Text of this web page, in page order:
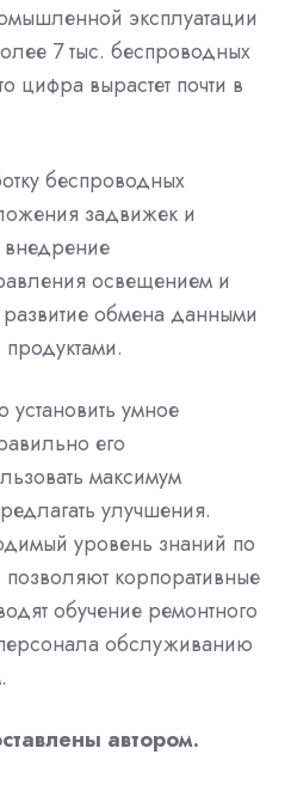
эксплуатации
7 тыс. беспроводных
цифра вырастет почти в
беспроводных
задвижек и
внедрение
освещением и
развитие обмена данными
умное
его
максимум
улучшения.
уровень знаний по
корпоративные
обучение ремонтного
обслуживанию
автором.